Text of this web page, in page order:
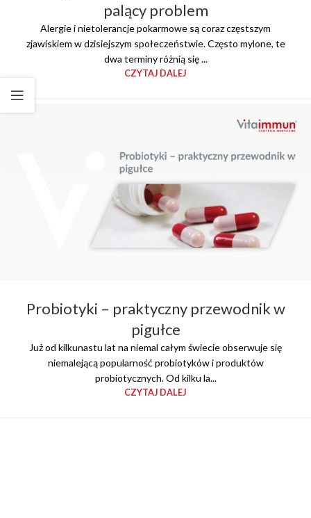
palący problem
Alergie i nietolerancje pokarmowe są coraz częstszym
zjawiskiem w dzisiejszym społeczeństwie. Często mylone, te
dwa terminy różnią się ...
CZYTAJ DALEJ
Probiotyki – praktyczny przewodnik w
pigułce
Już od kilkunastu lat na niemal całym świecie obserwuje się
niemalejącą popularność probiotyków i produktów
probiotycznych. Od kilku la...
CZYTAJ DALEJ